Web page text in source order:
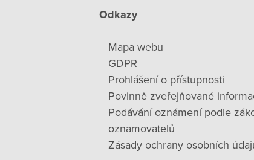
Odkazy
Mapa webu
GDPR
Prohlášení o přístupnosti
Povinně zveřejňované
Podávání oznámení podle
oznamovatelů
Zásady ochrany osobních